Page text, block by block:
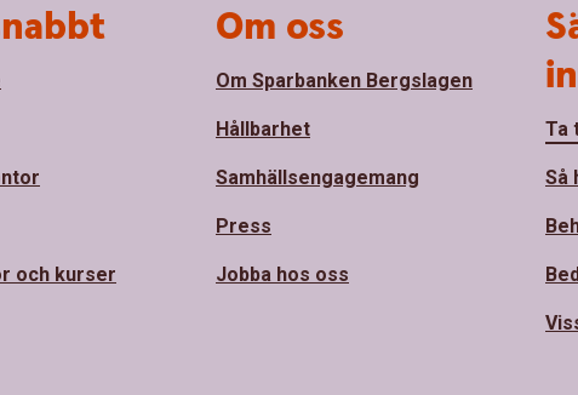
och kurser
Om oss
Om Sparbanken Bergslagen
Hållbarhet
Samhällsengagemang
Press
Jobba hos oss
Ta
Så